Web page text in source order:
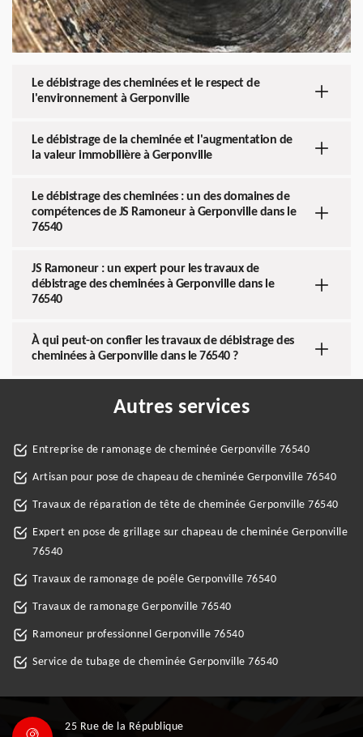
Le débistrage des cheminées et le respect de
l'environnement à Gerponville
Le débistrage de la cheminée et l'augmentation de
la valeur immobilière à Gerponville
Le débistrage des cheminées : un des domaines de
compétences de JS Ramoneur à Gerponville dans le
76540
JS Ramoneur : un expert pour les travaux de
débistrage des cheminées à Gerponville dans le
76540
À qui peut-on confier les travaux de débistrage des
cheminées à Gerponville dans le 76540 ?
Autres services
Entreprise de ramonage de cheminée Gerponville 76540
Artisan pour pose de chapeau de cheminée Gerponville 76540
Travaux de réparation de tête de cheminée Gerponville 76540
Expert en pose de grillage sur chapeau de cheminée Gerponville
76540
Travaux de ramonage de poêle Gerponville 76540
Travaux de ramonage Gerponville 76540
Ramoneur professionnel Gerponville 76540
Service de tubage de cheminée Gerponville 76540
25 Rue de la République